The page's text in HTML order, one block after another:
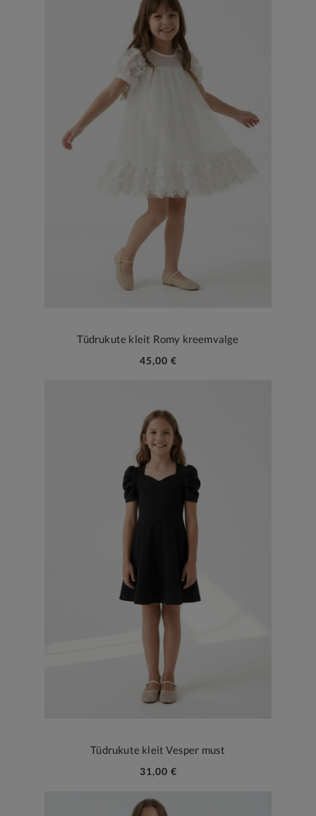
Tüdrukute kleit Romy kreemvalge
45,00 €
Tüdrukute kleit Vesper must
31,00 €